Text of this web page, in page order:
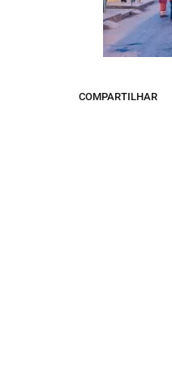
COMPARTILHAR